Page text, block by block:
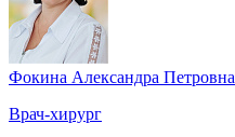
Фокина Александра Петровна
Врач-хирург